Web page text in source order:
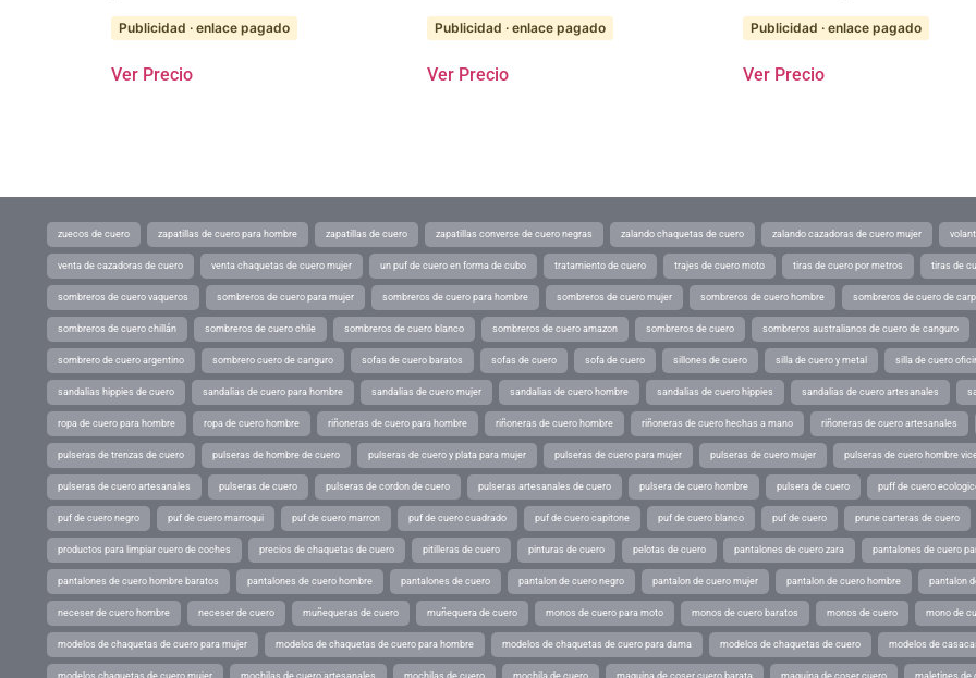
Publicidad · enlace pagado
Ver Precio
Publicidad · enlace pagado
Ver Precio
Publicidad · enlace pagado
Ver Precio
zuecos de cuero zapatillas de cuero para hombre zapatillas de cuero zapatillas converse de cuero negras zalando chaquetas de cuero zalando cazadoras de cuero mujer
venta de cazadoras de cuero venta chaquetas de cuero mujer un puf de cuero en forma de cubo tratamiento de cuero trajes de cuero moto tiras de cuero por metros tiras de
sombreros de cuero vaqueros sombreros de cuero para mujer sombreros de cuero para hombre sombreros de cuero mujer sombreros de cuero hombre sombreros de cuero de
sombreros de cuero chillán sombreros de cuero chile sombreros de cuero blanco sombreros de cuero amazon sombreros de cuero sombreros australianos de cuero de canguro
sombrero de cuero argentino sombrero cuero de canguro sofas de cuero baratos sofas de cuero sofa de cuero sillones de cuero silla de cuero y metal silla de cuero
sandalias hippies de cuero sandalias de cuero para hombre sandalias de cuero mujer sandalias de cuero hombre sandalias de cuero hippies sandalias de cuero artesanales
ropa de cuero para hombre ropa de cuero hombre riñoneras de cuero para hombre riñoneras de cuero hombre riñoneras de cuero hechas a mano riñoneras de cuero artesanales
pulseras de trenzas de cuero pulseras de hombre de cuero pulseras de cuero y plata para mujer pulseras de cuero para mujer pulseras de cuero mujer pulseras de cuero hombre
pulseras de cuero artesanales pulseras de cuero pulseras de cordon de cuero pulseras artesanales de cuero pulsera de cuero hombre pulsera de cuero puff de cuero
puf de cuero negro puf de cuero marroqui puf de cuero marron puf de cuero cuadrado puf de cuero capitone puf de cuero blanco puf de cuero prune carteras de cuero
productos para limpiar cuero de coches precios de chaquetas de cuero pitilleras de cuero pinturas de cuero pelotas de cuero pantalones de cuero zara pantalones de cuero
pantalones de cuero hombre baratos pantalones de cuero hombre pantalones de cuero pantalon de cuero negro pantalon de cuero mujer pantalon de cuero hombre pantalon
neceser de cuero hombre neceser de cuero muñequeras de cuero muñequera de cuero monos de cuero para moto monos de cuero baratos monos de cuero mono de
modelos de chaquetas de cuero para mujer modelos de chaquetas de cuero para hombre modelos de chaquetas de cuero para dama modelos de chaquetas de cuero modelos de
modelos chaquetas de cuero mujer mochilas de cuero artesanales mochilas de cuero mochila de cuero maquina de coser cuero barata maquina de coser cuero maletines de